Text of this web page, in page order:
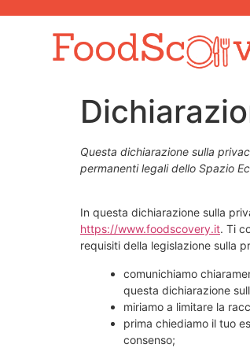
Questa dichiarazione sulla
permanenti legali dello Spazio
In questa dichiarazione sulla
https://www.foodscovery.it. Ti
requisiti della legislazione sulla
comunichiamo
questa dichiarazione
miriamo a limitare la
prima chiediamo il tuo
consenso;